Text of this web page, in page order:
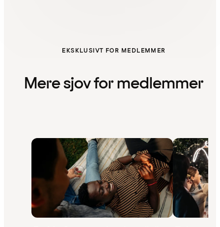
EKSKLUSIVT FOR MEDLEMMER
Mere sjov for medlemmer